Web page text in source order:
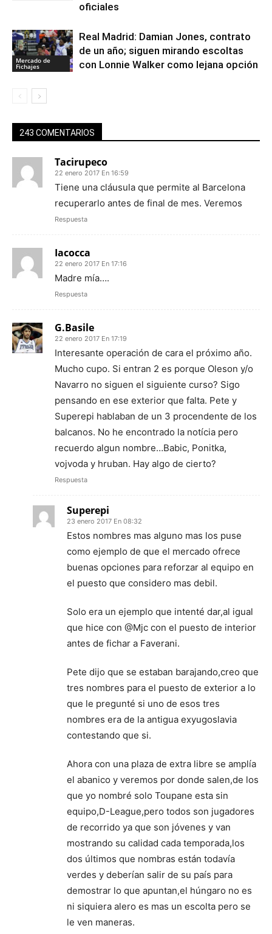
oficiales
Mercado de
Fichajes
Real Madrid: Damian Jones, contrato
de un año; siguen mirando escoltas
con Lonnie Walker como lejana opción
243 COMENTARIOS
Tacirupeco
22 enero 2017 En 16:59
Tiene una cláusula que permite al Barcelona
recuperarlo antes de final de mes. Veremos
Respuesta
Iacocca
22 enero 2017 En 17:16
Madre mía….
Respuesta
G.Basile
22 enero 2017 En 17:19
Interesante operación de cara el próximo año.
Mucho cupo. Si entran 2 es porque Oleson y/o
Navarro no siguen el siguiente curso? Sigo
pensando en ese exterior que falta. Pete y
Superepi hablaban de un 3 procendente de los
balcanos. No he encontrado la notícia pero
recuerdo algun nombre…Babic, Ponitka,
vojvoda y hruban. Hay algo de cierto?
Respuesta
Superepi
23 enero 2017 En 08:32
Estos nombres mas alguno mas los puse
como ejemplo de que el mercado ofrece
buenas opciones para reforzar al equipo en
el puesto que considero mas debil.
Solo era un ejemplo que intenté dar,al igual
que hice con @Mjc con el puesto de interior
antes de fichar a Faverani.
Pete dijo que se estaban barajando,creo que
tres nombres para el puesto de exterior a lo
que le pregunté si uno de esos tres
nombres era de la antigua exyugoslavia
contestando que si.
Ahora con una plaza de extra libre se amplía
el abanico y veremos por donde salen,de los
que yo nombré solo Toupane esta sin
equipo,D-League,pero todos son jugadores
de recorrido ya que son jóvenes y van
mostrando su calidad cada temporada,los
dos últimos que nombras están todavía
verdes y deberían salir de su país para
demostrar lo que apuntan,el húngaro no es
ni siquiera alero es mas un escolta pero se
le ven maneras.